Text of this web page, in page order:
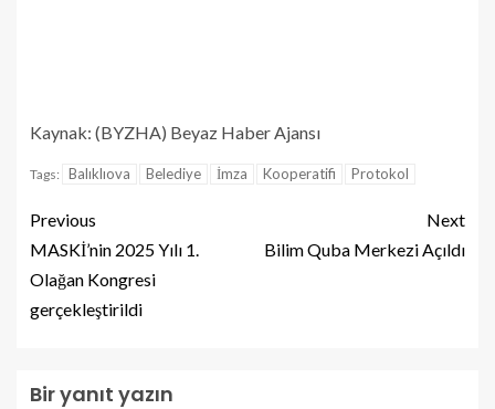
Kaynak: (BYZHA) Beyaz Haber Ajansı
Tags: Balıklıova Belediye İmza Kooperatifi Protokol
Previous
MASKİ’nin 2025 Yılı 1.
Olağan Kongresi
gerçekleştirildi
Next
Bilim Quba Merkezi Açıldı
Bir yanıt yazın